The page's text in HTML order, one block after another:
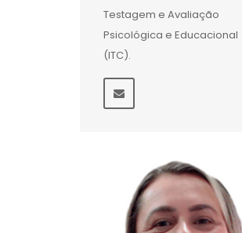
Testagem e Avaliação
Psicológica e Educacional
(ITC).